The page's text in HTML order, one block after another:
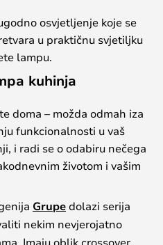
osvjetljenje koje se
u praktičnu svjetiljku
lampu.
kuhinja
doma – možda odmah iza
funkcionalnosti u vaš
i radi se o odabiru nečega
životom i vašim
Grupedolazi serija
nekim nevjerojatno
Imaju oblik crossover